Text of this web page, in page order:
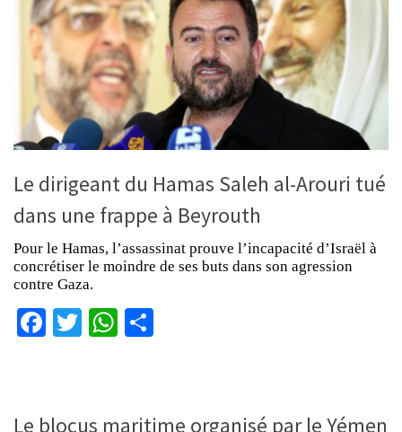
Le dirigeant du Hamas Saleh al-Arouri tué
dans une frappe à Beyrouth
Pour le Hamas, l’assassinat prouve l’incapacité d’Israël à
concrétiser le moindre de ses buts dans son agression
contre Gaza.
Facebook
TwitterWhatsApp
Le blocus maritime organisé par le Yémen